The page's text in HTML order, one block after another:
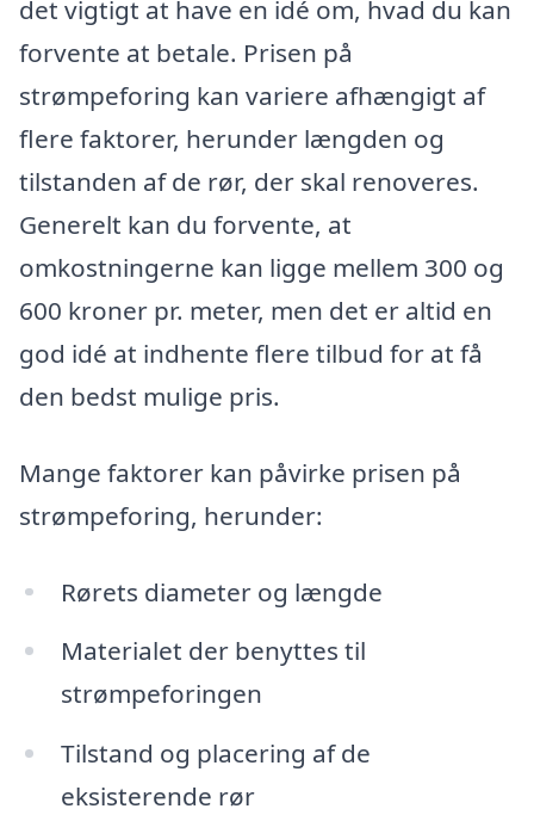
det vigtigt at have en idé om, hvad du kan
forvente at betale. Prisen på
strømpeforing kan variere afhængigt af
flere faktorer, herunder længden og
tilstanden af de rør, der skal renoveres.
Generelt kan du forvente, at
omkostningerne kan ligge mellem 300 og
600 kroner pr. meter, men det er altid en
god idé at indhente flere tilbud for at få
den bedst mulige pris.
Mange faktorer kan påvirke prisen på
strømpeforing, herunder:
Rørets diameter og længde
Materialet der benyttes til
strømpeforingen
Tilstand og placering af de
eksisterende rør